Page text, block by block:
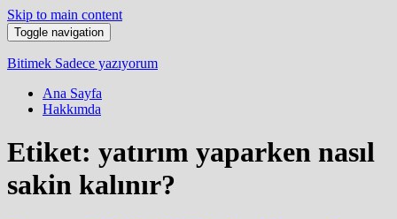
Skip to main content
Toggle navigation
Bitimek Sadece yazıyorum
Ana Sayfa
Hakkımda
Etiket: yatırım yaparken nasıl
sakin kalınır?